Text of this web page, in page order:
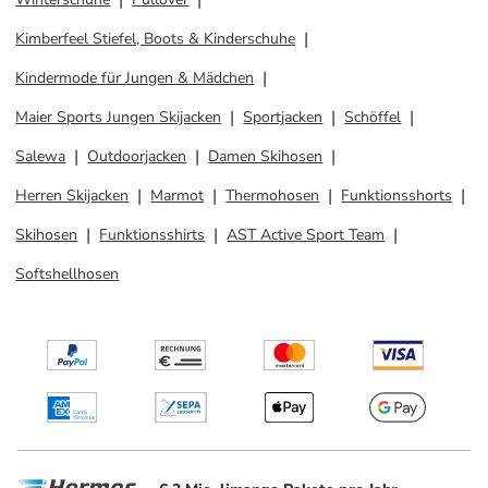
Kimberfeel Stiefel, Boots & Kinderschuhe
Kindermode für Jungen & Mädchen
Maier Sports Jungen Skijacken
Sportjacken
Schöffel
Salewa
Outdoorjacken
Damen Skihosen
Herren Skijacken
Marmot Thermohosen
Funktionsshorts
Skihosen
Funktionsshirts
AST Active Sport Team
Softshellhosen